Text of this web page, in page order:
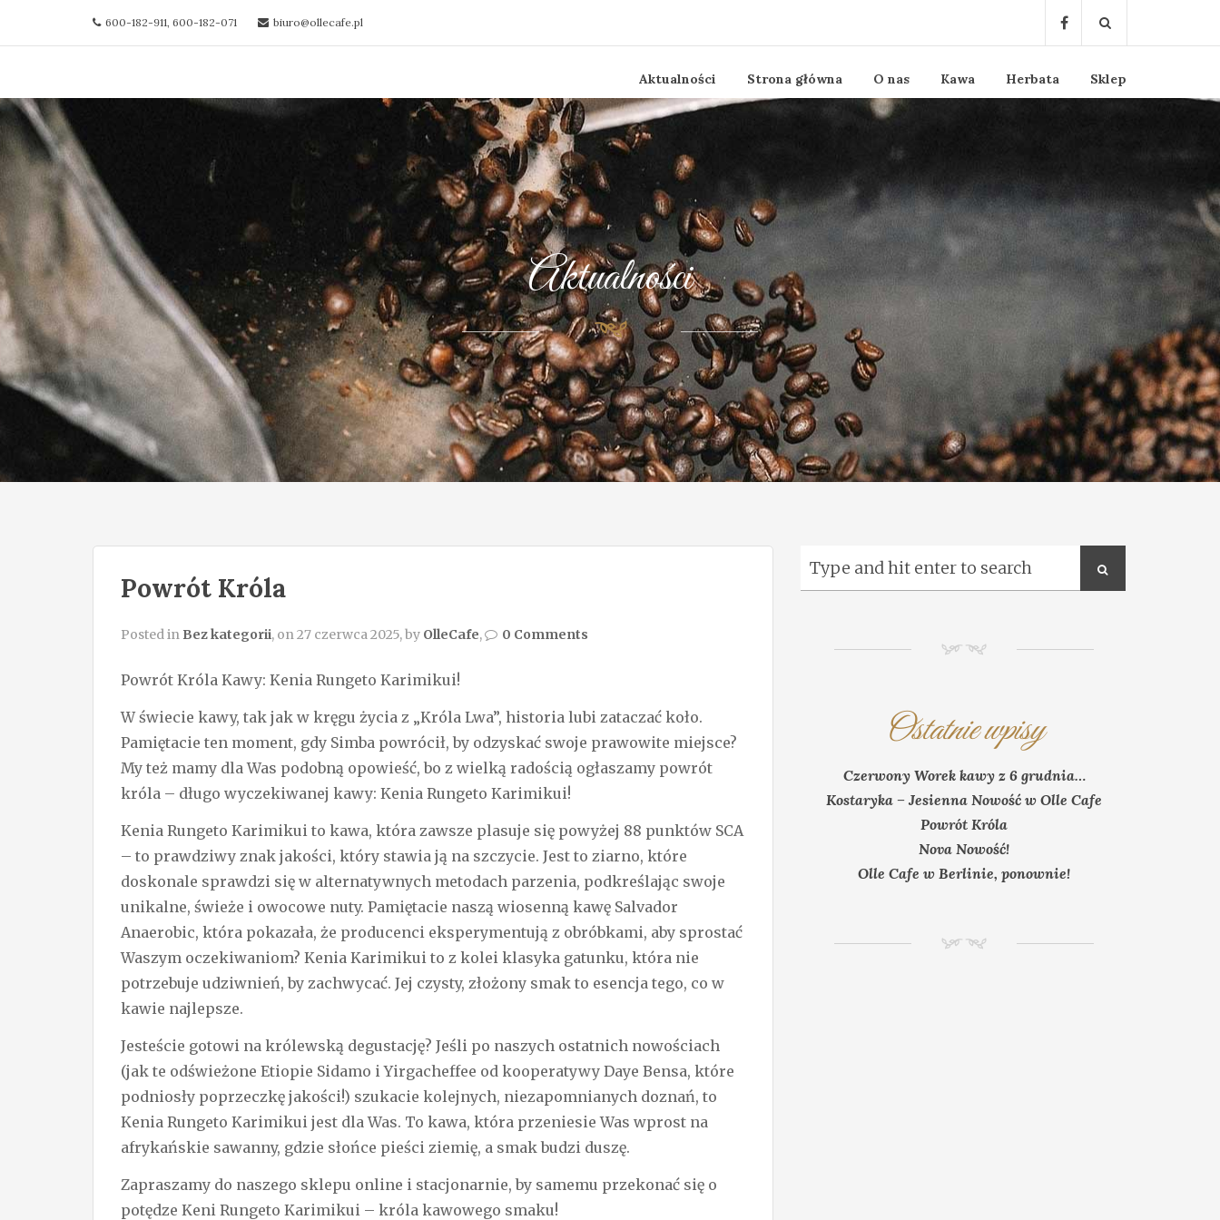
600-182-911, 600-182-071 biuro@ollecafe.pl
Aktualności Strona główna O nas Kawa Herbata Sklep
Aktualności
Powrót Króla
Posted in Bez kategorii, on 27 czerwca 2025, by OlleCafe, 0 Comments
Powrót Króla Kawy: Kenia Rungeto Karimikui!
W świecie kawy, tak jak w kręgu życia z „Króla Lwa”, historia lubi zataczać koło.
Pamiętacie ten moment, gdy Simba powrócił, by odzyskać swoje prawowite miejsce?
My też mamy dla Was podobną opowieść, bo z wielką radością ogłaszamy powrót
króla – długo wyczekiwanej kawy: Kenia Rungeto Karimikui!
Kenia Rungeto Karimikui to kawa, która zawsze plasuje się powyżej 88 punktów SCA
– to prawdziwy znak jakości, który stawia ją na szczycie. Jest to ziarno, które
doskonale sprawdzi się w alternatywnych metodach parzenia, podkreślając swoje
unikalne, świeże i owocowe nuty. Pamiętacie naszą wiosenną kawę Salvador
Anaerobic, która pokazała, że producenci eksperymentują z obróbkami, aby sprostać
Waszym oczekiwaniom? Kenia Karimikui to z kolei klasyka gatunku, która nie
potrzebuje udziwnień, by zachwycać. Jej czysty, złożony smak to esencja tego, co w
kawie najlepsze.
Jesteście gotowi na królewską degustację? Jeśli po naszych ostatnich nowościach
(jak te odświeżone Etiopie Sidamo i Yirgacheffee od kooperatywy Daye Bensa, które
podniosły poprzeczkę jakości!) szukacie kolejnych, niezapomnianych doznań, to
Kenia Rungeto Karimikui jest dla Was. To kawa, która przeniesie Was wprost na
afrykańskie sawanny, gdzie słońce pieści ziemię, a smak budzi duszę.
Zapraszamy do naszego sklepu online i stacjonarnie, by samemu przekonać się o
potędze Keni Rungeto Karimikui – króla kawowego smaku!
NM
Ostatnie wpisy
Czerwony Worek kawy z 6 grudnia…
Kostaryka – Jesienna Nowość w Olle Cafe
Powrót Króla
Nova Nowość!
Olle Cafe w Berlinie, ponownie!
NM